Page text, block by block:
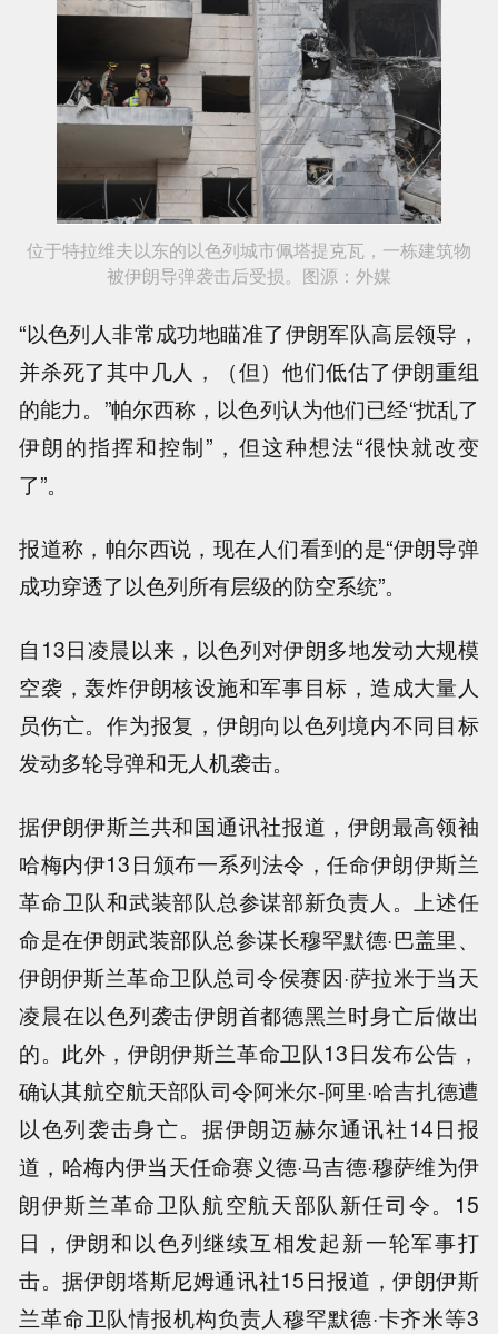
位于特拉维夫以东的以色列城市佩塔提克瓦，一栋建筑物
被伊朗导弹袭击后受损。图源：外媒
“以色列人非常成功地瞄准了伊朗军队高层领导，
并杀死了其中几人，（但）他们低估了伊朗重组
的能力。”帕尔西称，以色列认为他们已经“扰乱了
伊朗的指挥和控制”，但这种想法“很快就改变
了”。
报道称，帕尔西说，现在人们看到的是“伊朗导弹
成功穿透了以色列所有层级的防空系统”。
自13日凌晨以来，以色列对伊朗多地发动大规模
空袭，轰炸伊朗核设施和军事目标，造成大量人
员伤亡。作为报复，伊朗向以色列境内不同目标
发动多轮导弹和无人机袭击。
据伊朗伊斯兰共和国通讯社报道，伊朗最高领袖
哈梅内伊13日颁布一系列法令，任命伊朗伊斯兰
革命卫队和武装部队总参谋部新负责人。上述任
命是在伊朗武装部队总参谋长穆罕默德·巴盖里、
伊朗伊斯兰革命卫队总司令侯赛因·萨拉米于当天
凌晨在以色列袭击伊朗首都德黑兰时身亡后做出
的。此外，伊朗伊斯兰革命卫队13日发布公告，
确认其航空航天部队司令阿米尔-阿里·哈吉扎德遭
以色列袭击身亡。据伊朗迈赫尔通讯社14日报
道，哈梅内伊当天任命赛义德·马吉德·穆萨维为伊
朗伊斯兰革命卫队航空航天部队新任司令。15
日，伊朗和以色列继续互相发起新一轮军事打
击。据伊朗塔斯尼姆通讯社15日报道，伊朗伊斯
兰革命卫队情报机构负责人穆罕默德·卡齐米等3